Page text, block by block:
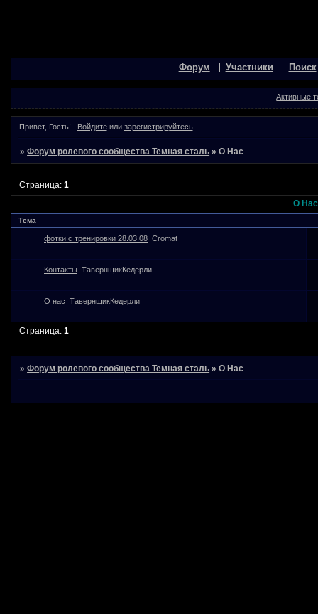
Форум Участники Поиск
Активные
Привет, Гость! Войдитеили зарегистрируйтесь.
»Форум ролевого сообщества Темная сталь »О Нас
О Нас
Страница:1
Тема
фотки с тренировки 28.03.08 Cromat
Контакты ТавернщикКедерли
О нас ТавернщикКедерли
Страница:1
»Форум ролевого сообщества Темная сталь »О Нас